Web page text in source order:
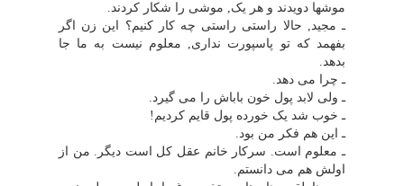
موشها دویدند و هر یک, موشى را شکار کردند.
ـ مجید, حالا راستى راستى چه کار کنیم؟ این زن اگر
بفهمد که تو پاسپورت ندارى, معلوم نیست به ما جا
بدهد.
ـ چرا مى دهد.
ـ ولى لابد پول خون باباش را مى گیرد.
ـ خوب شد یک خورده پول قایم کردیم!
ـ این هم فکر من بود.
ـ معلوم است. سرکار خانم عقل کل است دیگر. من از
اولش هم مى دانستم.